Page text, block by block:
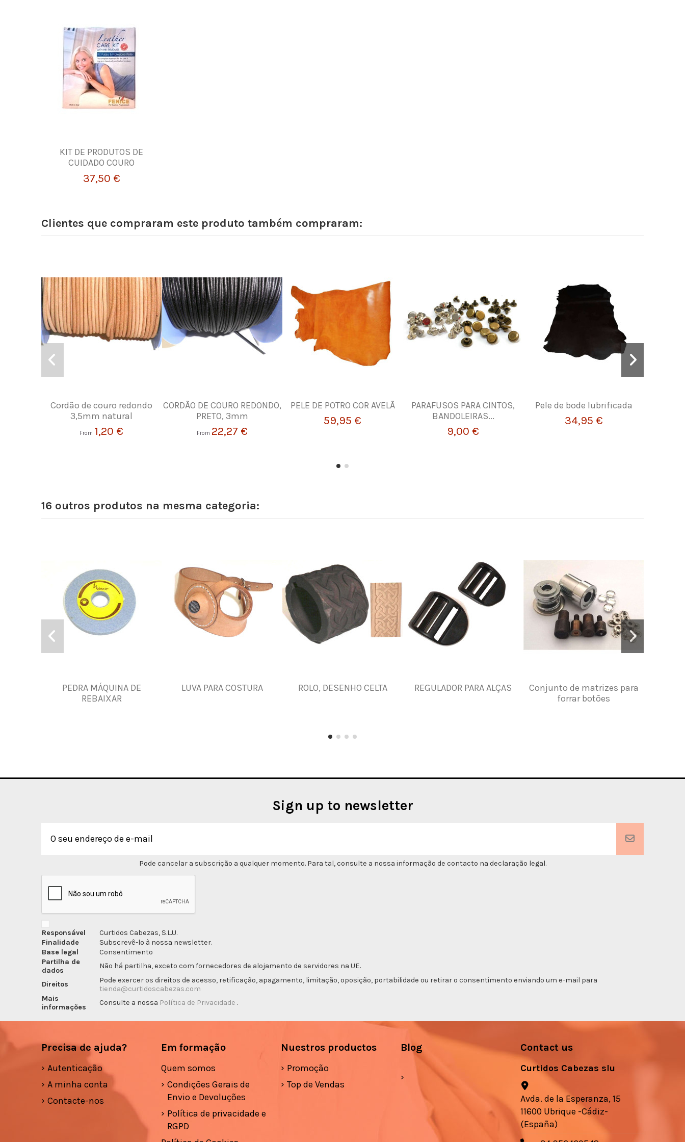
KIT DE PRODUTOS DE
CUIDADO COURO
37,50 €
Clientes que compraram este produto também compraram:
Cordão de couro redondo
3,5mm natural
From 1,20 €
CORDÃO DE COURO REDONDO,
PRETO, 3mm
From 22,27 €
PELE DE POTRO COR AVELÃ
59,95 €
PARAFUSOS PARA CINTOS,
BANDOLEIRAS...
9,00 €
Pele de bode lubrificada
34,95 €
16 outros produtos na mesma categoria:
PEDRA MÁQUINA DE
REBAIXAR
LUVA PARA COSTURA ROLO, DESENHO CELTA REGULADOR PARA ALÇAS
Conjunto de matrizes para
forrar botões
Sign up to newsletter
Pode cancelar a subscrição a qualquer momento. Para tal, consulte a nossa informação de contacto na declaração legal.
Responsável
Curtidos Cabezas, S.L.U.
Finalidade
Subscrevê-lo à nossa newsletter.
Base legal
Consentimento
Partilha de
dados
Não há partilha, exceto com fornecedores de alojamento de servidores na UE.
Direitos
Pode exercer os direitos de acesso, retificação, apagamento, limitação, oposição, portabilidade ou retirar o consentimento enviando um e-mail para
tienda@curtidoscabezas.com
Mais
informações
Consulte a nossa Política de Privacidade .
Precisa de ajuda?
Autenticação
A minha conta
Contacte-nos
Em formação
Quem somos
Condições Gerais de
Envio e Devoluções
Política de privacidade e
RGPD
Nuestros productos
Promoção
Top de Vendas
Blog Contact us
Curtidos Cabezas slu
Avda. de la Esperanza, 15
11600 Ubrique -Cádiz-
(España)